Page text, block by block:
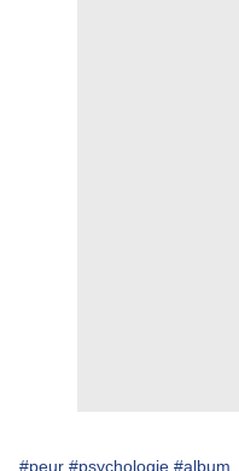
#peur #psychologie #album